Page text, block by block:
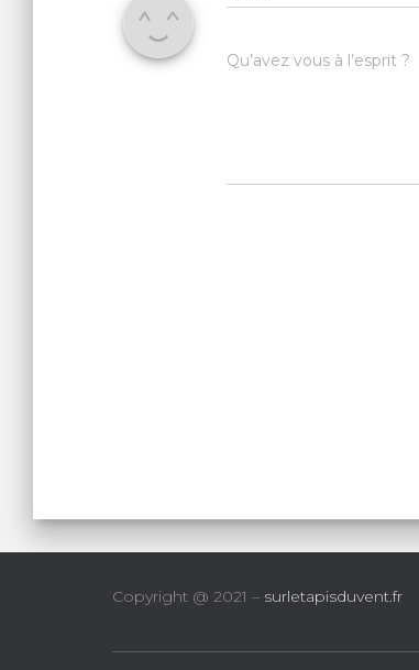
Qu’avez vous à l’esprit ?
Copyright @ 2021 – surletapisduvent.fr